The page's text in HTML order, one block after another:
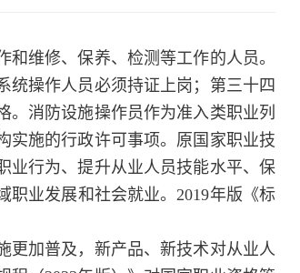
维修、保养、检测等工作的人员。
统操作人员必须持证上岗；第三十四
消防设施操作员作为准入类职业列
实施的行政许可事项。原国家职业技
业行为、提升从业人员技能水平、保
职业发展和社会就业。2019年版《标
加普及，新产品、新技术对从业人